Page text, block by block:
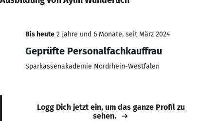
Bis heute 2 Jahre und 6 Monate, seit März 2024
Geprüfte Personalfachkauffrau
Sparkassenakademie Nordrhein-Westfalen
Logg Dich jetzt ein, um das ganze Profil zu
sehen.